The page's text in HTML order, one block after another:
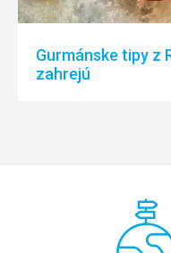
Gurmánske tipy z
zahrejú